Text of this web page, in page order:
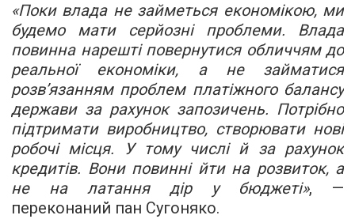
«Поки влада не займеться економікою, ми
будемо мати серйозні проблеми. Влада
повинна нарешті повернутися обличчям до
реальної економіки, а не займатися
розв’язанням проблем платіжного балансу
держави за рахунок запозичень. Потрібно
підтримати виробництво, створювати нові
робочі місця. У тому числі й за рахунок
кредитів. Вони повинні йти на розвиток, а
не на латання дір у бюджеті», —
переконаний пан Сугоняко.